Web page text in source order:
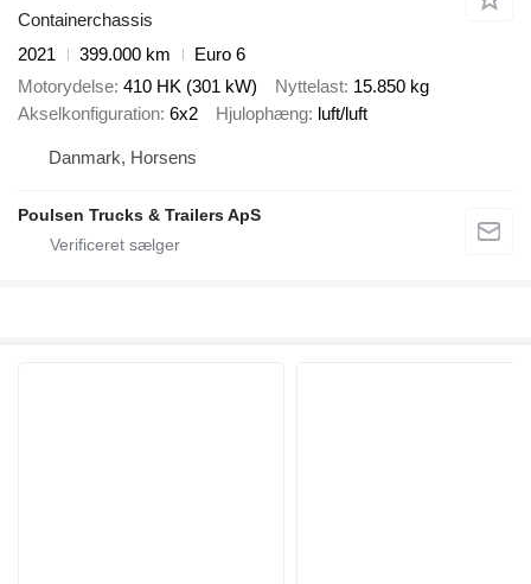
Containerchassis
2021
399.000 km
Euro 6
Motorydelse 410 HK (301 kW) Nyttelast 15.850 kg
Akselkonfiguration 6x2 Hjulophæng luft/luft
Danmark, Horsens
Poulsen Trucks & Trailers ApS